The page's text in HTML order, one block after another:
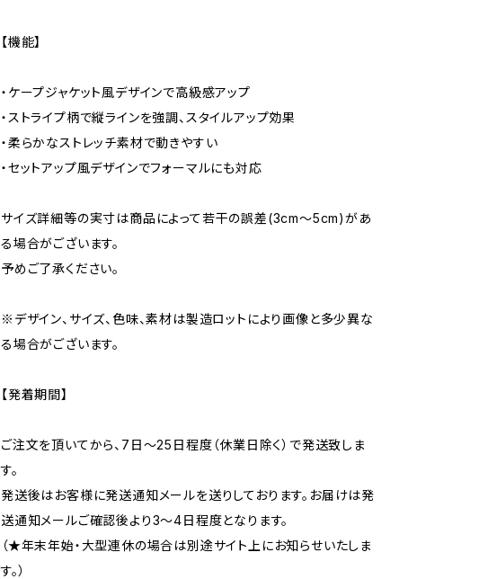
【機能】
・ケープジャケット風デザインで高級感アップ
・ストライプ柄で縦ラインを強調、スタイルアップ効果
・柔らかなストレッチ素材で動きやすい
・セットアップ風デザインでフォーマルにも対応
サイズ詳細等の実寸は商品によって若干の誤差(3cm～5cm)があ
る場合がございます。
予めご了承ください。
※デザイン、サイズ、色味、素材は製造ロットにより画像と多少異な
る場合がございます。
【発着期間】
ご注文を頂いてから、7日～25日程度（休業日除く）で発送致しま
す。
発送後はお客様に発送通知メールを送りしております。お届けは発
送通知メールご確認後より3～4日程度となります。
（★年末年始・大型連休の場合は別途サイト上にお知らせいたしま
す。）